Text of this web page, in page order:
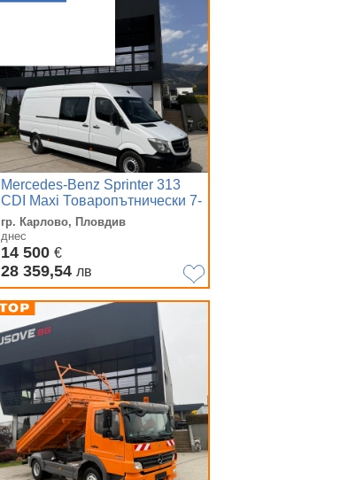
Mercedes-Benz Sprinter 313
CDI Maxi Товаропътнически 7-
местен Клима
гр. Карлово, Пловдив
днес
14 500 €
28 359,54 лв